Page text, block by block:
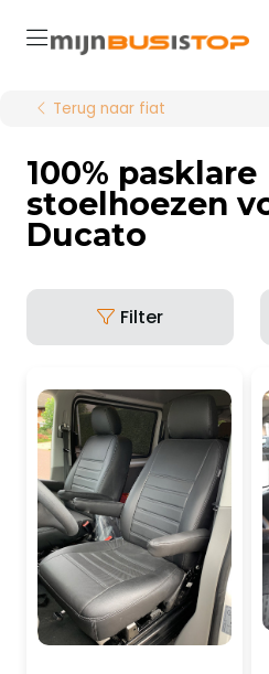
Terug naar fiat
100% pasklare
stoelhoezen
Ducato
Filter